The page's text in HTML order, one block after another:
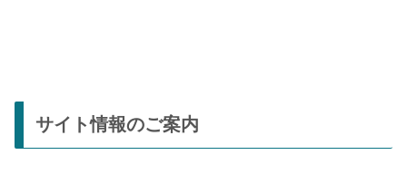
サイト情報のご案内